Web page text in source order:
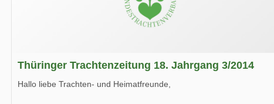
Thüringer Trachtenzeitung 18. Jahrgang 3/2014
Hallo liebe Trachten- und Heimatfreunde,